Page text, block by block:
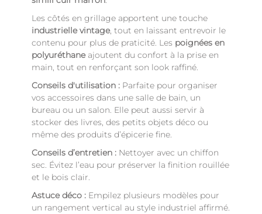
Les côtés en grillage apportent une touche
industrielle vintage, tout en laissant entrevoir le
contenu pour plus de praticité. Les poignées en
polyuréthaneajoutent du confort à la prise en
main, tout en renforçant son look raffiné.
Conseils d'utilisation : Parfaite pour organiser
vos accessoires dans une salle de bain, un
bureau ou un salon. Elle peut aussi servir à
stocker des livres, des petits objets déco ou
même des produits d’épicerie fine.
Conseils d’entretien : Nettoyer avec un chiffon
sec. Évitez l’eau pour préserver la finition rouillée
et le bois clair.
Astuce déco : Empilez plusieurs modèles pour
un rangement vertical au style industriel affirmé.